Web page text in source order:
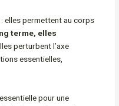
elles permettent au corps
terme, elles
perturbent l’axe
essentielles,
, essentielle pour une